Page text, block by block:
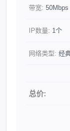
带宽: 50Mbps
IP数量: 1个
网络类型: 经
总价: